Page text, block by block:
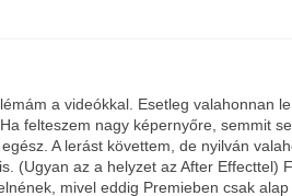
a videókkal. Esetleg valahonnan
felteszem nagy képernyőre, semmit
A lerást követtem, de nyilván
(Ugyan az a helyzet az After Effecttel)
mivel eddig Premieben csak